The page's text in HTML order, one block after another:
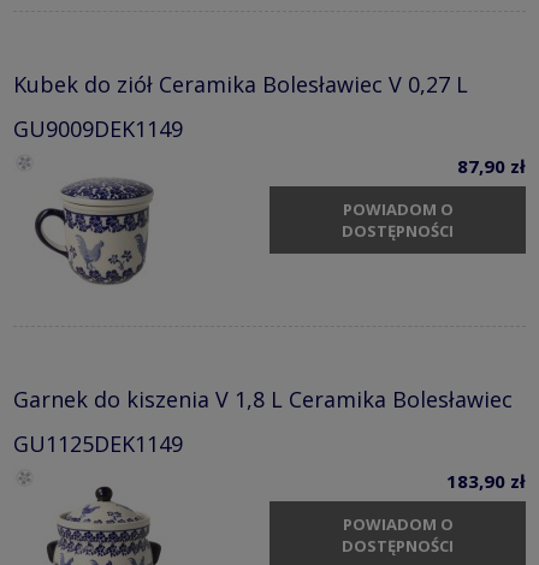
Kubek do ziół Ceramika Bolesławiec V 0,27 L
GU9009DEK1149
87,90 zł
POWIADOM O
DOSTĘPNOŚCI
Garnek do kiszenia V 1,8 L Ceramika Bolesławiec
GU1125DEK1149
183,90 zł
POWIADOM O
DOSTĘPNOŚCI